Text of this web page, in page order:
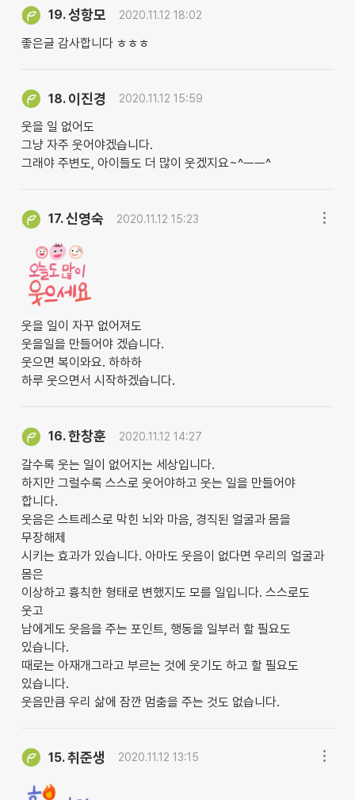
19.성항모 2020.11.12 18:02
좋은글 감사합니다 ㅎㅎㅎ
18. 이진경 2020.11.12 15:59
웃을 일 없어도
그냥 자주 웃어야겠습니다.
그래야 주변도, 아이들도 더 많이 웃겠지요~^ㅡㅡ^
17.신영숙 2020.11.12 15:23
웃을 일이 자꾸 없어져도
웃을일을 만들어야 겠습니다.
웃으면 복이와요. 하하하
하루 웃으면서 시작하겠습니다.
16.한창훈 2020.11.12 14:27
갈수록 웃는 일이 없어지는 세상입니다.
하지만 그럴수록 스스로 웃어야하고 웃는 일을 만들어야
합니다.
웃음은 스트레스로 막힌 뇌와 마음, 경직된 얼굴과 몸을
무장해제
시키는 효과가 있습니다. 아마도 웃음이 없다면 우리의 얼굴과
몸은
이상하고 흉칙한 형태로 변했지도 모를 일입니다. 스스로도
웃고
남에게도 웃음을 주는 포인트, 행동을 일부러 할 필요도
있습니다.
때로는 아재개그라고 부르는 것에 웃기도 하고 할 필요도
있습니다.
웃음만큼 우리 삶에 잠깐 멈춤을 주는 것도 없습니다.
15.취준생 2020.11.12 13:15